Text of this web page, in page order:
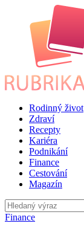
Rodinný život
Zdraví
Recepty
Kariéra
Podnikání
Finance
Cestování
Magazín
Finance